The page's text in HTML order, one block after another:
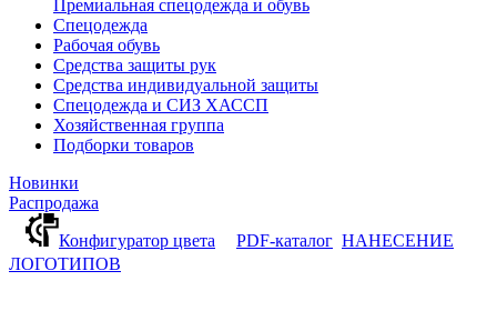
Премиальная спецодежда и обувь
Спецодежда
Рабочая обувь
Средства защиты рук
Средства индивидуальной защиты
Спецодежда и СИЗ ХАССП
Хозяйственная группа
Подборки товаров
Новинки
Распродажа
Конфигуратор цвета
PDF-каталог НАНЕСЕНИЕ
ЛОГОТИПОВ